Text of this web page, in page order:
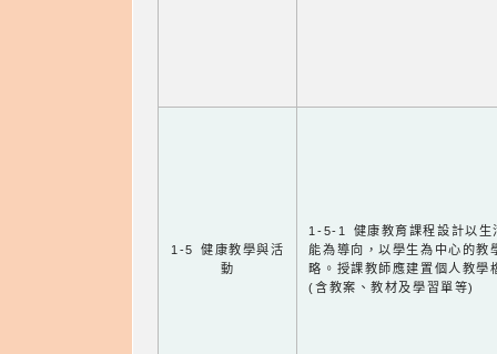
1-5 健康教學與活
動
1-5-1 健康教育課程設計以生
能為導向，以學生為中心的教
略。授課教師應建置個人教學
(含教案、教材及學習單等)